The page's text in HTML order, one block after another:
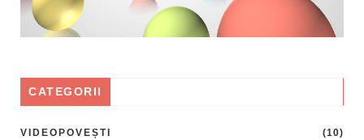
CATEGORII
VIDEOPOVEȘTI (10)